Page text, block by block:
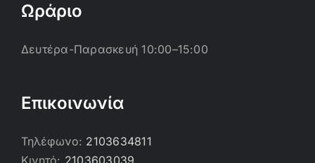
Ωράριο
Δευτέρα-Παρασκευή 10:00–15:00
Επικοινωνία
Τηλέφωνο: 2103634811